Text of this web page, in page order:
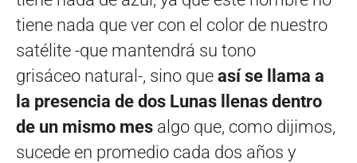
tiene nada que ver con el color de nuestro
satélite -que mantendrá su tono
grisáceo natural-, sino que así se llama a
la presencia de dos Lunas llenas dentro
de un mismo mes algo que, como dijimos,
sucede en promedio cada dos años y